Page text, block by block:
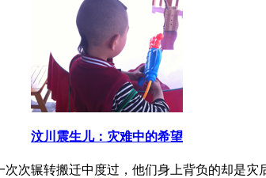
汶川震生儿：灾难中的希望
次辗转搬迁中度过，他们身上背负的却是